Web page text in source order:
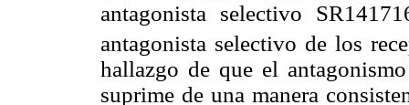
antagonista selectivo
antagonista selectivo de los
hallazgo de que el
suprime de una manera